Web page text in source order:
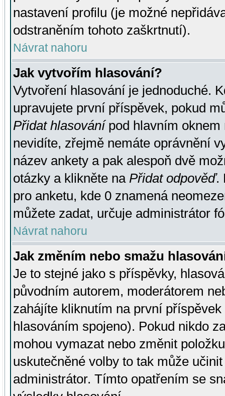
nastavení profilu (je možné
odstraněním tohoto zaškrtnutí).
Návrat nahoru
Jak vytvořím hlasování?
Vytvoření hlasování je jednoduché.
upravujete první příspěvek, pokud
Přidat hlasovánípod hlavním oknem
nevidíte, zřejmě nemáte oprávnění
název ankety a pak alespoň dvě
otázky a klikněte na Přidat odpověď.
pro anketu, kde 0 znamená
můžete zadat, určuje administrátor
Návrat nahoru
Jak změním nebo smažu
Je to stejné jako s příspěvky,
původním autorem, moderátorem
zahájíte kliknutím na první
hlasováním spojeno). Pokud nikdo
mohou vymazat nebo změnit
uskutečněné volby to tak může
administrátor. Tímto opatřením se